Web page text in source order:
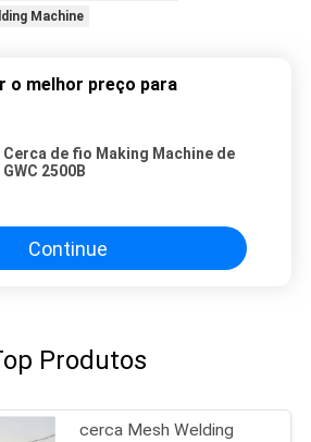
Machine
o melhor preço para
Cerca de fio Making Machine de
GWC 2500B
Continue
Produtos
cerca Mesh Welding